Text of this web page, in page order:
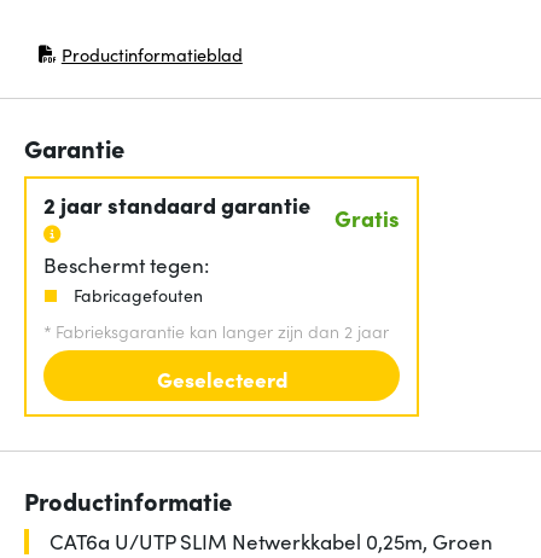
Productinformatieblad
(opent in nieuw venster)
Garantie
2 jaar standaard garantie Gratis
Beschermt tegen:
Fabricagefouten
* Fabrieksgarantie kan langer zijn dan 2 jaar
Geselecteerd
Productinformatie
CAT6a U/UTP SLIM Netwerkkabel 0,25m, Groen